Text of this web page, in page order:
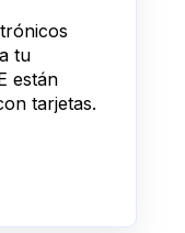
tu
están
tarjetas.